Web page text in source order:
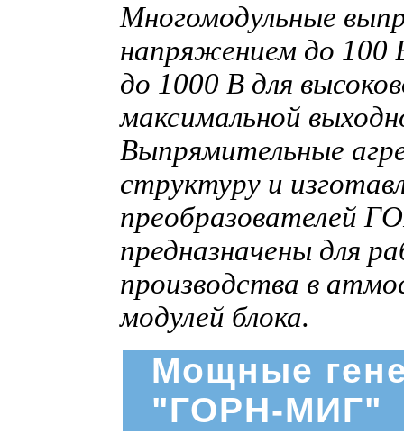
Многомодульные
напряжением до 100
до 1000 В для
максимальной
Выпрямительные
структуру и
преобразователей
предназначены для
производства в
модулей блока.
Мощные
"ГОРН-МИГ"